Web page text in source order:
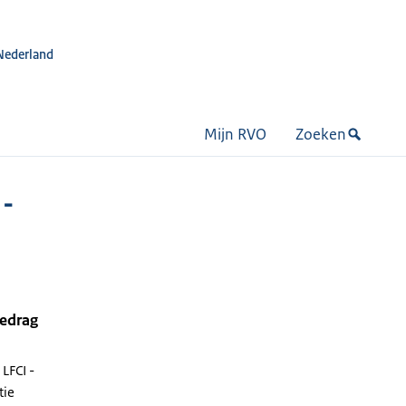
Mijn RVO Zoeken
-